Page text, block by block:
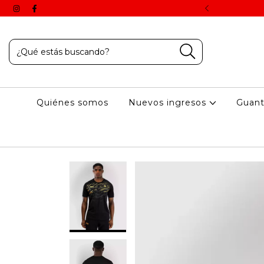
una vez finalizado el proceso de compra online.
Quiénes somos Nuevos ingresos